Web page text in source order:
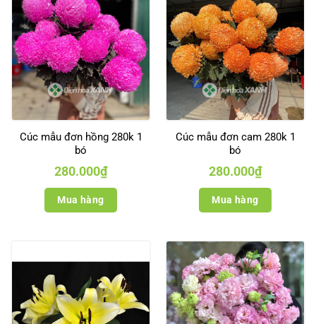
Cúc mẫu đơn hồng 280k 1
bó
280.000₫
Mua hàng
Cúc mẫu đơn cam 280k 1
bó
280.000₫
Mua hàng